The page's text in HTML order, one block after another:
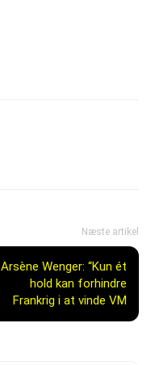
Næste artikel
Arsène Wenger: “Kun ét
hold kan forhindre
Frankrig i at vinde VM